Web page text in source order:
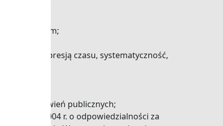
pod presją czasu, systematyczność,
zamówień publicznych;
grudnia 2004 r. o odpowiedzialności za